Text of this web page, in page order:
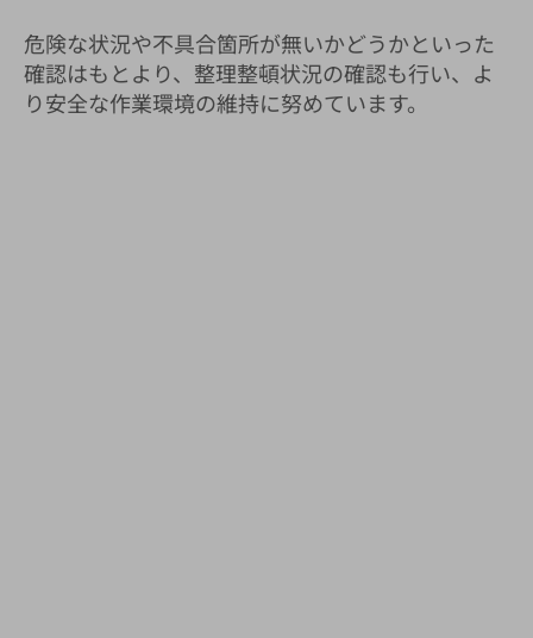
危険な状況や不具合箇所が無いかどうかといった
確認はもとより、整理整頓状況の確認も行い、よ
り安全な作業環境の維持に努めています。